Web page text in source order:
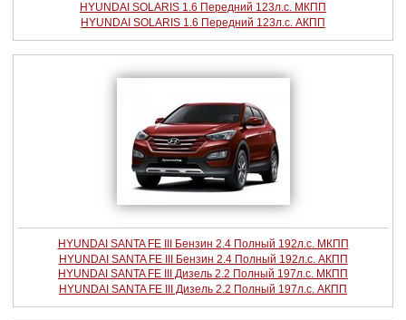
HYUNDAI SOLARIS 1.6 Передний 123л.с. МКПП
HYUNDAI SOLARIS 1.6 Передний 123л.с. АКПП
HYUNDAI SANTA FE III Бензин 2.4 Полный 192л.с. МКПП
HYUNDAI SANTA FE III Бензин 2.4 Полный 192л.с. АКПП
HYUNDAI SANTA FE III Дизель 2.2 Полный 197л.с. МКПП
HYUNDAI SANTA FE III Дизель 2.2 Полный 197л.с. АКПП